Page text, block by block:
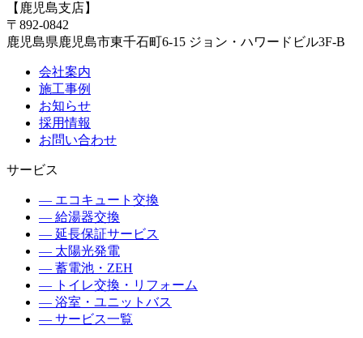
【 鹿児島支店 】
〒 892-0842
鹿児島県鹿児島市東千石町6-15 ジョン・ハワードビル3F-B
会社案内
施工事例
お知らせ
採用情報
お問い合わせ
サービス
— エコキュート交換
— 給湯器交換
— 延長保証サービス
— 太陽光発電
— 蓄電池・ZEH
—
トイレ交換・リフォーム
— 浴室・ユニットバス
— サービス一覧